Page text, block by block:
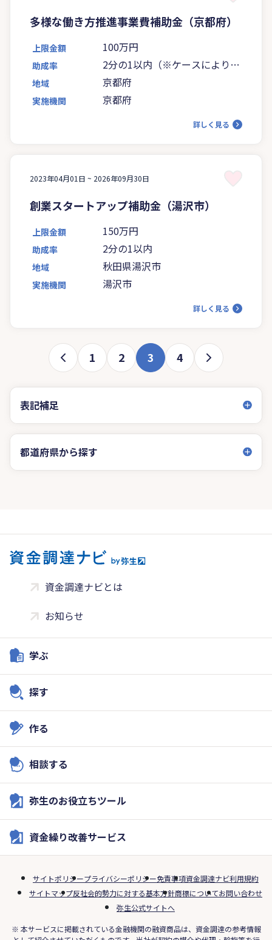
多様な働き方推進事業費補助金（京都府）
上限金額 100万円
助成率
2分の1以内（※ケースにより異
なります）
地域 京都府
実施機関 京都府
詳しく見る
2023年04月01日 ~ 2026年09月30日
創業スタートアップ補助金（湯沢市）
上限金額 150万円
助成率 2分の1以内
地域 秋田県湯沢市
実施機関 湯沢市
詳しく見る
1 2 3 4
表記補足
都道府県から探す
資金調達ナビとは
お知らせ
学ぶ
探す
作る
相談する
弥生のお役立ちツール
資金繰り改善サービス
サイトポリシープライバシーポリシー免責事項資金調達ナビ利用規約
サイトマップ反社会的勢力に対する基本方針商標についてお問い合わせ
弥生公式サイトへ
※ 本サービスに掲載されている金融機関の融資商品は、資金調達の参考情報